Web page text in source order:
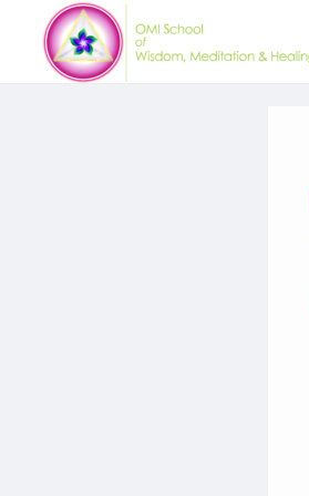
content